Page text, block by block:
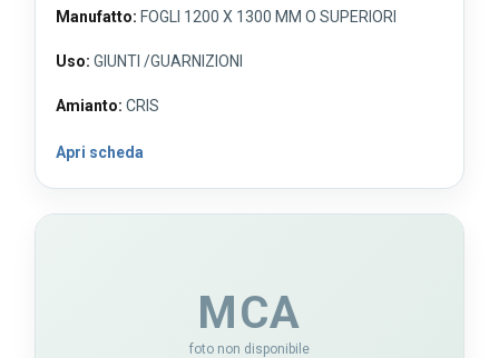
Manufatto: FOGLI 1200 X 1300 MM O SUPERIORI
Uso: GIUNTI /GUARNIZIONI
Amianto: CRIS
Apri scheda
MCA
foto non disponibile